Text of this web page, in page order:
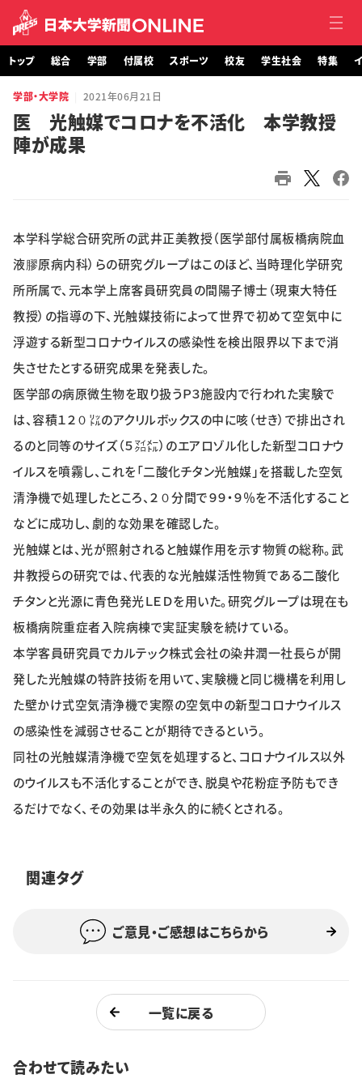
トップ
総合
スポーツ
学生社会
イベント
学生記者募集
トップ 総合 学部 付属校 スポーツ 校友 学生社会 特集
学部・大学院 2021年06月21日
医 光触媒でコロナを不活化 本学教授
陣が成果
本学科学総合研究所の武井正美教授（医学部付属板橋病院血
液膠原病内科）らの研究グループはこのほど、当時理化学研究
所所属で、元本学上席客員研究員の間陽子博士（現東大特任
教授）の指導の下、光触媒技術によって世界で初めて空気中に
浮遊する新型コロナウイルスの感染性を検出限界以下まで消
失させたとする研究成果を発表した。
医学部の病原微生物を取り扱うＰ３施設内で行われた実験で
は、容積１２０㍑のアクリルボックスの中に咳（せき）で排出され
るのと同等のサイズ（５㍃㍍）のエアロゾル化した新型コロナウ
イルスを噴霧し、これを「二酸化チタン光触媒」を搭載した空気
清浄機で処理したところ、２０分間で９９・９％を不活化すること
などに成功し、劇的な効果を確認した。
光触媒とは、光が照射されると触媒作用を示す物質の総称。武
井教授らの研究では、代表的な光触媒活性物質である二酸化
チタンと光源に青色発光ＬＥＤを用いた。研究グループは現在も
板橋病院重症者入院病棟で実証実験を続けている。
本学客員研究員でカルテック株式会社の染井潤一社長らが開
発した光触媒の特許技術を用いて、実験機と同じ機構を利用し
た壁かけ式空気清浄機で実際の空気中の新型コロナウイルス
の感染性を減弱させることが期待できるという。
同社の光触媒清浄機で空気を処理すると、コロナウイルス以外
のウイルスも不活化することができ、脱臭や花粉症予防もでき
るだけでなく、その効果は半永久的に続くとされる。
関連タグ
ご意見・ご感想はこちらから
一覧に戻る
合わせて読みたい